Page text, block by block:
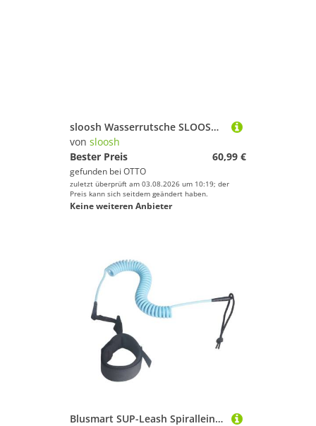
sloosh Wasserrutsche SLOOSH 22,5ft/685,8cm Dreispurige Wasserrutsche mit 3 Bodyboards
von sloosh
Bester Preis
60,99 €
gefunden bei OTTO
zuletzt überprüft am 03.08.2026 um 10:19; der
Preis kann sich seitdem geändert haben.
Keine weiteren Anbieter
Blusmart SUP-Leash Spiralleinen mit Stopfen, (Spiralleinen mit Stopfen, Handgelenkschlaufe, Spule, TPU, Sup-Board), Für Bodyboard und Paddleboard